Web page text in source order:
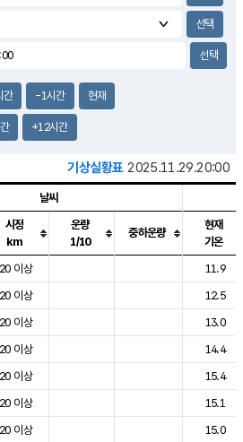
m/s
간 -1시간 현재
+12시간
기상실황표 2025.11.29.20:00
씨, 기온, 강수, 바람, 기압등을 안내한 표입
날씨
시정
km
운량
1/10
중하운량
현재
기온
20 이상
11.9
20 이상
12.5
20 이상
13.0
20 이상
14.4
20 이상
15.4
20 이상
15.1
20 이상
15.0